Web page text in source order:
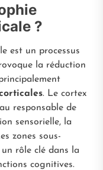
?
est un processus
la réduction
. Le cortex
responsable de
sensorielle, la
zones sous-
rôle clé dans la
cognitives.